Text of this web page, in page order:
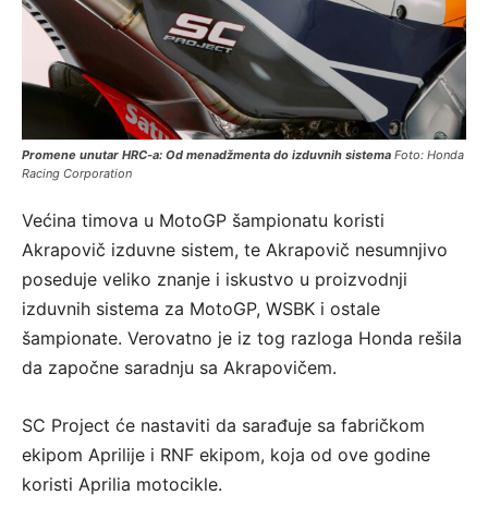
Promene unutar HRC-a: Od menadžmenta do izduvnih sistema Foto: Honda
Racing Corporation
Većina timova u MotoGP šampionatu koristi
Akrapovič izduvne sistem, te Akrapovič nesumnjivo
poseduje veliko znanje i iskustvo u proizvodnji
izduvnih sistema za MotoGP, WSBK i ostale
šampionate. Verovatno je iz tog razloga Honda rešila
da započne saradnju sa Akrapovičem.
SC Project će nastaviti da sarađuje sa fabričkom
ekipom Aprilije i RNF ekipom, koja od ove godine
koristi Aprilia motocikle.